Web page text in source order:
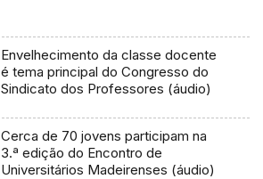
Envelhecimento da classe docente
é tema principal do Congresso do
Sindicato dos Professores (áudio)
Cerca de 70 jovens participam na
3.ª edição do Encontro de
Universitários Madeirenses (áudio)